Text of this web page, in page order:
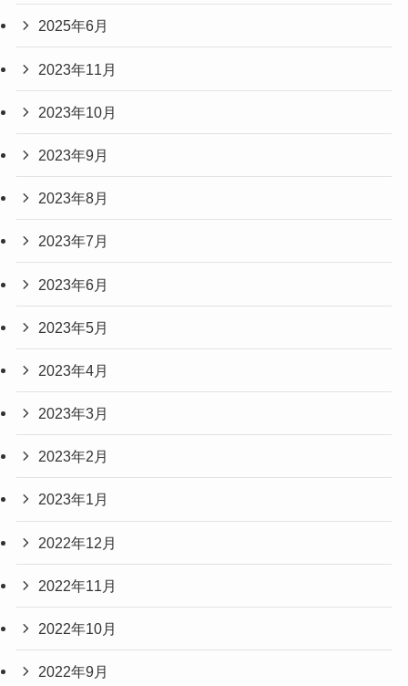
2025年6月
2023年11月
2023年10月
2023年9月
2023年8月
2023年7月
2023年6月
2023年5月
2023年4月
2023年3月
2023年2月
2023年1月
2022年12月
2022年11月
2022年10月
2022年9月